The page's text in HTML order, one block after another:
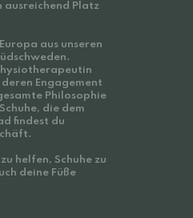
ausreichend Platz
aus unseren
Engagement
Philosophie
die dem
findest du
helfen, Schuhe zu
deine Füße